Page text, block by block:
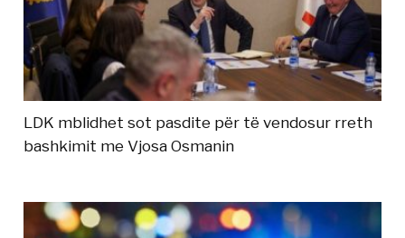
LDK mblidhet sot pasdite për të vendosur rreth
bashkimit me Vjosa Osmanin